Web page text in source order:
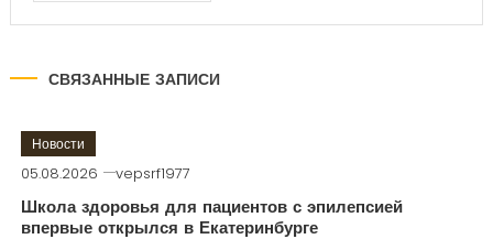
СВЯЗАННЫЕ ЗАПИСИ
Новости
05.08.2026 vepsrf1977
Школа здоровья для пациентов с эпилепсией
впервые открылся в Екатеринбурге